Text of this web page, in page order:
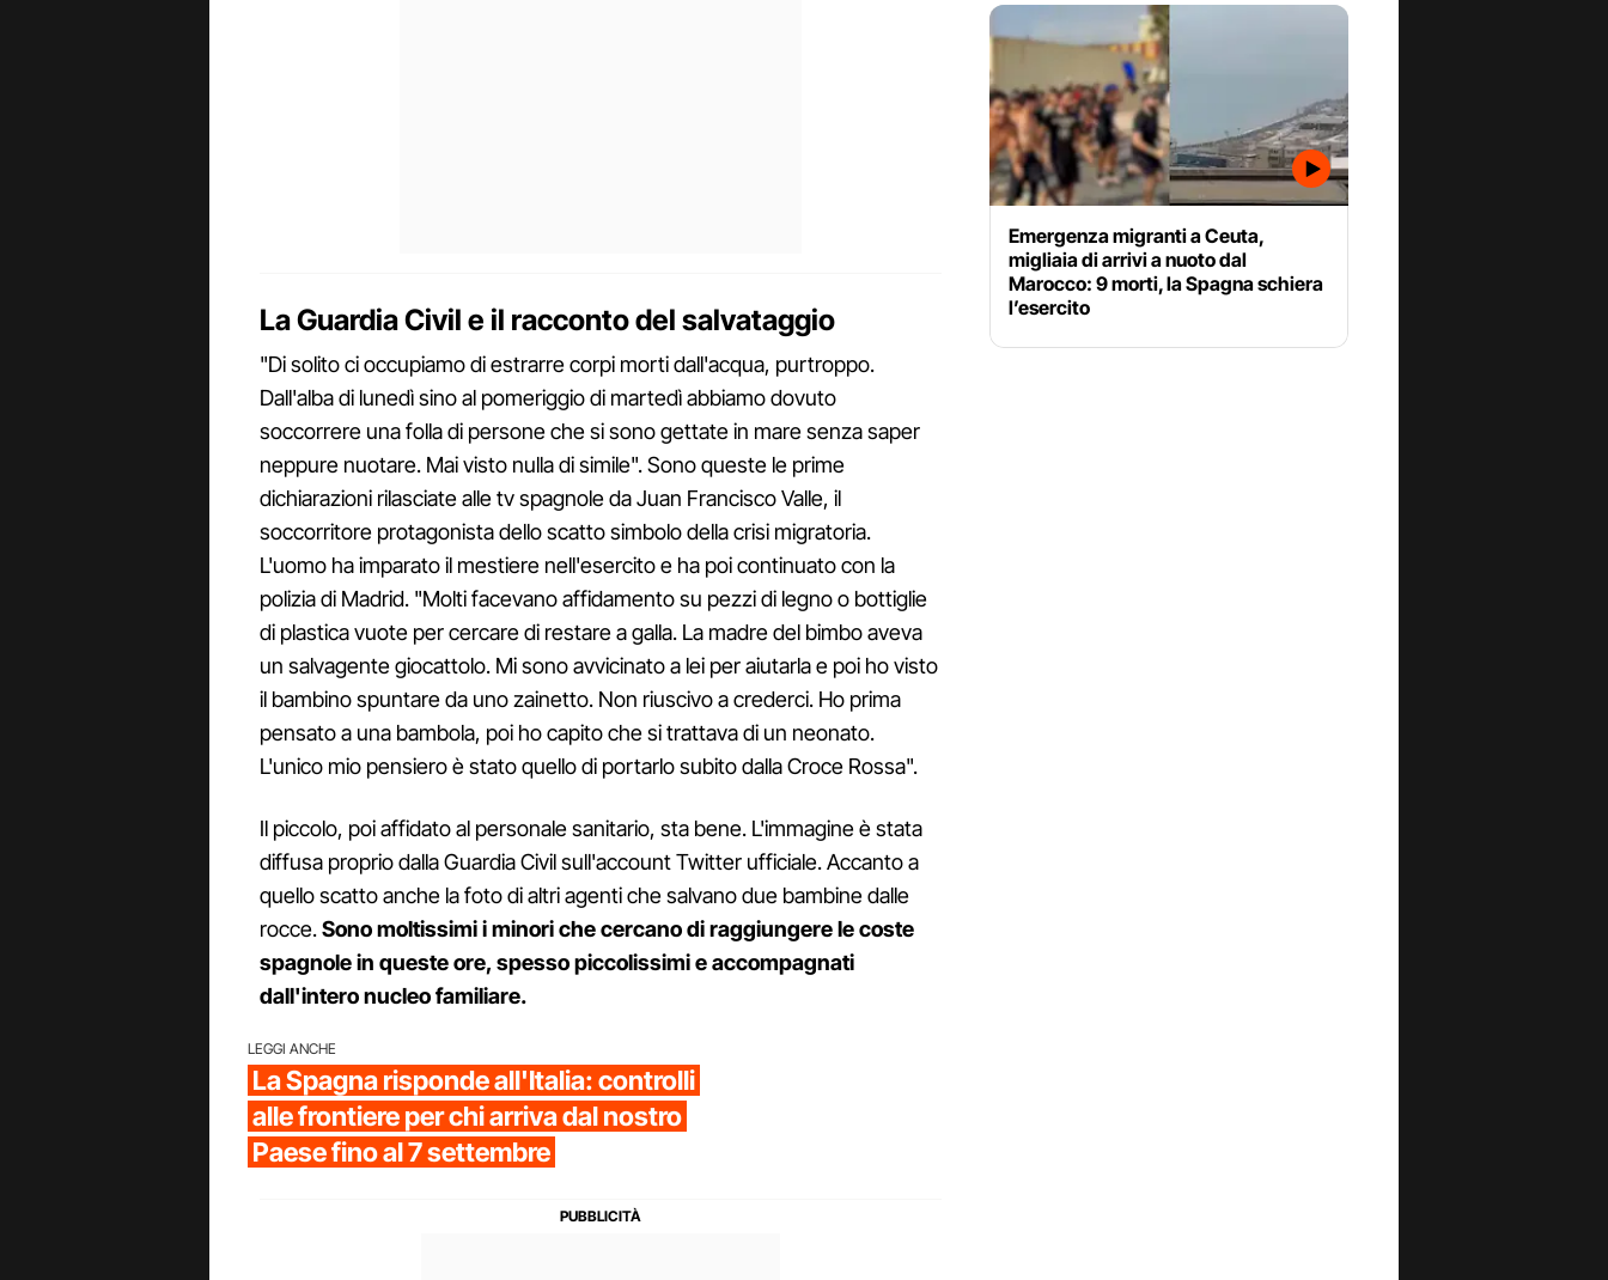
La Guardia Civil e il racconto del salvataggio
"Di solito ci occupiamo di estrarre corpi morti dall'acqua, purtroppo.
Dall'alba di lunedì sino al pomeriggio di martedì abbiamo dovuto
soccorrere una folla di persone che si sono gettate in mare senza saper
neppure nuotare. Mai visto nulla di simile". Sono queste le prime
dichiarazioni rilasciate alle tv spagnole da Juan Francisco Valle, il
soccorritore protagonista dello scatto simbolo della crisi migratoria.
L'uomo ha imparato il mestiere nell'esercito e ha poi continuato con la
polizia di Madrid. "Molti facevano affidamento su pezzi di legno o bottiglie
di plastica vuote per cercare di restare a galla. La madre del bimbo aveva
un salvagente giocattolo. Mi sono avvicinato a lei per aiutarla e poi ho visto
il bambino spuntare da uno zainetto. Non riuscivo a crederci. Ho prima
pensato a una bambola, poi ho capito che si trattava di un neonato.
L'unico mio pensiero è stato quello di portarlo subito dalla Croce Rossa".
Il piccolo, poi affidato al personale sanitario, sta bene. L'immagine è stata
diffusa proprio dalla Guardia Civil sull'account Twitter ufficiale. Accanto a
quello scatto anche la foto di altri agenti che salvano due bambine dalle
rocce.Sono moltissimi i minori che cercano di raggiungere le coste
spagnole in queste ore, spesso piccolissimi e accompagnati
dall'intero nucleo familiare.
LEGGI ANCHE
La Spagna risponde all'Italia: controlli
alle frontiere per chi arriva dal nostro
Paese fino al 7 settembre
Emergenza migranti a Ceuta,
migliaia di arrivi a nuoto dal
Marocco: 9 morti, la Spagna schiera
l’esercito